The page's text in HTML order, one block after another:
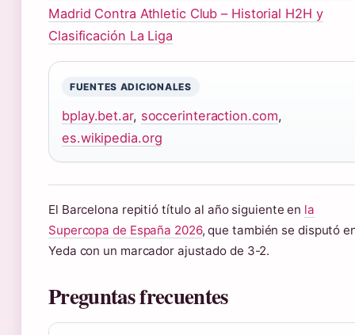
Madrid Contra Athletic Club – Historial H2H y
Clasificación La Liga
FUENTES ADICIONALES
bplay.bet.ar, soccerinteraction.com,
es.wikipedia.org
El Barcelona repitió título al año siguiente en la
Supercopa de España 2026, que también se disputó
Yeda con un marcador ajustado de 3-2.
Preguntas frecuentes